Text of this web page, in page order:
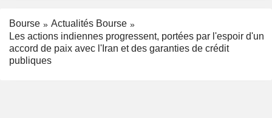
Bourse
Actualités Bourse
Les actions indiennes progressent, portées par l'espoir d'un
accord de paix avec l'Iran et des garanties de crédit
publiques